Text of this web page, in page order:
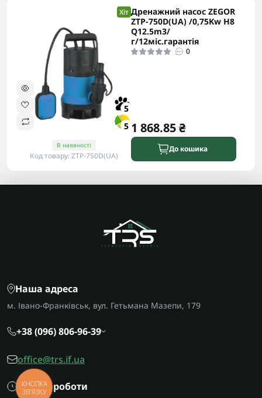
Хіт
5
5
В наявності
Код товару: ZTP-750D(UA)
Дренажний насос ZEGOR
ZTP-750D(UA) /0,75Kw H8
Q12.5m3/
г/12міс.гарантія
0
1 868.85 ₴
До кошика
Наша адреса
м. Івано-Франківськ, вул. Гетьмана Мазепи, 179
+38 (096) 806-96-39
office@trs.if.ua
Графік роботи
КНОПКА
ЗВ'ЯЗКУ